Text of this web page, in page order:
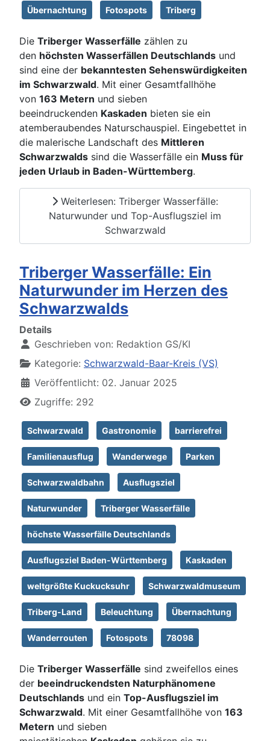
Übernachtung Fotospots Triberg
Die Triberger Wasserfälle zählen zu
den höchsten Wasserfällen Deutschlands und
sind eine der bekanntesten Sehenswürdigkeiten
im Schwarzwald. Mit einer Gesamtfallhöhe
von 163 Metern und sieben
beeindruckenden Kaskaden bieten sie ein
atemberaubendes Naturschauspiel. Eingebettet in
die malerische Landschaft des Mittleren
Schwarzwalds sind die Wasserfälle ein Muss für
jeden Urlaub in Baden-Württemberg.
Weiterlesen: Triberger Wasserfälle:
Naturwunder und Top-Ausflugsziel im
Schwarzwald
Triberger Wasserfälle: Ein
Naturwunder im Herzen des
Schwarzwalds
Details
Geschrieben von: Redaktion GS/KI
Kategorie: Schwarzwald-Baar-Kreis (VS)
Veröffentlicht: 02. Januar 2025
Zugriffe: 292
Schwarzwald Gastronomie barrierefrei
Familienausflug Wanderwege Parken
Schwarzwaldbahn Ausflugsziel
Naturwunder Triberger Wasserfälle
höchste Wasserfälle Deutschlands
Ausflugsziel Baden-Württemberg Kaskaden
weltgrößte Kuckucksuhr Schwarzwaldmuseum
Triberg-Land Beleuchtung Übernachtung
Wanderrouten Fotospots 78098
Die Triberger Wasserfälle sind zweifellos eines
der beeindruckendsten Naturphänomene
Deutschlands und ein Top-Ausflugsziel im
Schwarzwald. Mit einer Gesamtfallhöhe von 163
Metern und sieben